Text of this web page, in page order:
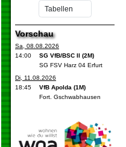
Vorschau
Sa, 08.08.2026
14:00
SG VfB/BSC II (2M)
SG FSV Harz 04 Erfurt
Di, 11.08.2026
18:45
VfB Apolda (1M)
Fort. Gschwabhausen